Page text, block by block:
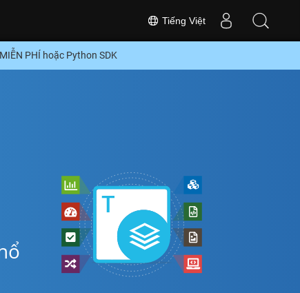
Tiếng Việt
PHÍ hoặc Python SDK